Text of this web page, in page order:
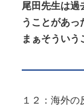
尾田先生は過
うことがあっ
まぁそういう
１２：海外の